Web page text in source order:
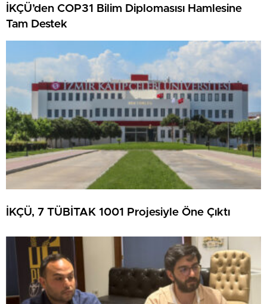
İKÇÜ’den COP31 Bilim Diplomasısı Hamlesine
Tam Destek
İKÇÜ, 7 TÜBİTAK 1001 Projesiyle Öne Çıktı